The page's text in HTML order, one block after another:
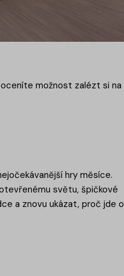
možnost zalézt si na
hry měsíce.
světu, špičkové
a znovu ukázat, proč jde o